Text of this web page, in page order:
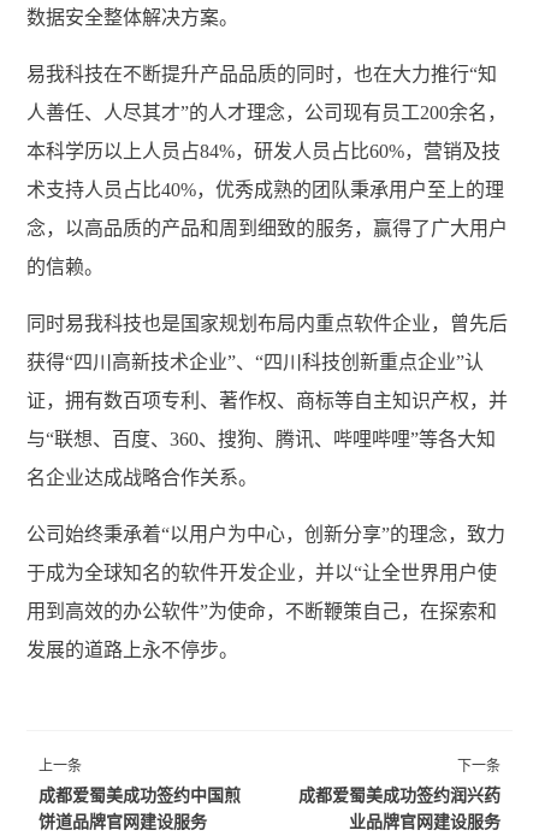
数据安全整体解决方案。
易我科技在不断提升产品品质的同时，也在大力推行“知
人善任、人尽其才”的人才理念，公司现有员工200余名，
本科学历以上人员占84%，研发人员占比60%，营销及技
术支持人员占比40%，优秀成熟的团队秉承用户至上的理
念，以高品质的产品和周到细致的服务，赢得了广大用户
的信赖。
同时易我科技也是国家规划布局内重点软件企业，曾先后
获得“四川高新技术企业”、“四川科技创新重点企业”认
证，拥有数百项专利、著作权、商标等自主知识产权，并
与“联想、百度、360、搜狗、腾讯、哔哩哔哩”等各大知
名企业达成战略合作关系。
公司始终秉承着“以用户为中心，创新分享”的理念，致力
于成为全球知名的软件开发企业，并以“让全世界用户使
用到高效的办公软件”为使命，不断鞭策自己，在探索和
发展的道路上永不停步。
上一条
成都爱蜀美成功签约中国煎
饼道品牌官网建设服务
下一条
成都爱蜀美成功签约润兴药
业品牌官网建设服务